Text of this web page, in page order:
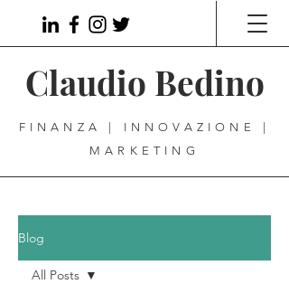
Claudio Bedino
FINANZA | INNOVAZIONE |
MARKETING
Blog
All Posts